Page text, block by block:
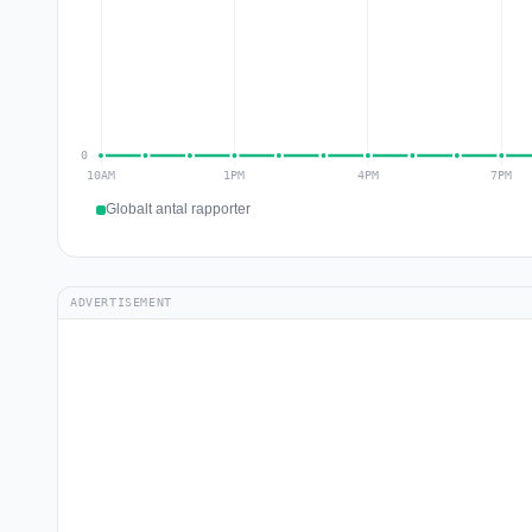
Globalt antal rapporter
ADVERTISEMENT